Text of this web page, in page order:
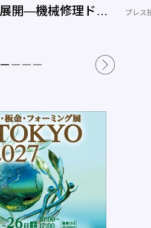
再検証する」 2026.07.23
ナ